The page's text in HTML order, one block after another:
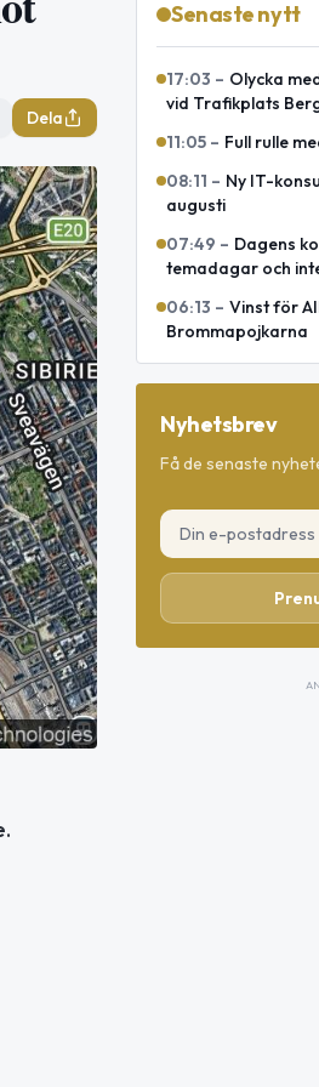
Dela
Senaste nytt
17:03 – Olycka
vid Trafikplats
11:05 – Full rulle
08:11 – Ny IT-
augusti
07:49 – Dagens
temadagar och
06:13 – Vinst för
Brommapojkarna
Nyhetsbrev
Få de senaste